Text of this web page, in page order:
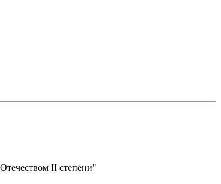
II степени"